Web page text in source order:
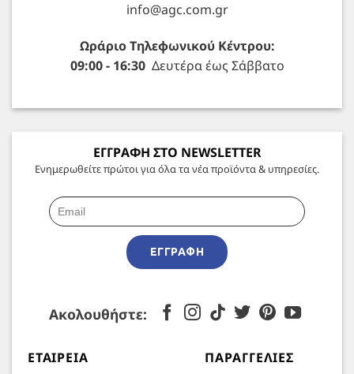
info@agc.com.gr
Ωράριο Τηλεφωνικού Κέντρου:
09:00 - 16:30Δευτέρα έως Σάββατο
ΕΓΓΡΑΦΗ ΣΤΟ NEWSLETTER
Ενημερωθείτε πρώτοι για όλα τα νέα προϊόντα & υπηρεσίες.
ΕΓΓΡΑΦΉ
Ακολουθήστε:
ΕΤΑΙΡΕΊΑ ΠΑΡΑΓΓΕΛΊΕΣ